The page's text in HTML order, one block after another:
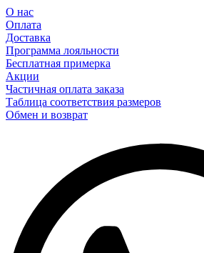
О нас
Оплата
Доставка
Программа лояльности
Бесплатная примерка
Акции
Частичная оплата заказа
Таблица соответствия размеров
Обмен и возврат